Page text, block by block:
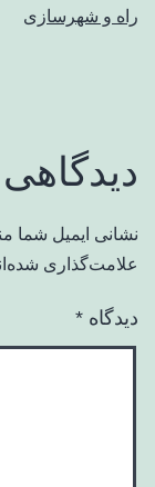
راه و شهرسازی
نشانی ایمیل شما
علامت‌گذاری
دیدگاه *